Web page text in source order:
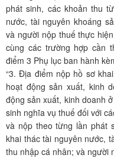
phát sinh, các khoản thu
nước, tài nguyên khoáng
và người nộp thuế thực
cùng các trường hợp cần
điểm 3 Phụ lục ban hành
“3. Địa điểm nộp hồ sơ
hoạt động sản xuất, kinh
động sản xuất, kinh doanh
sinh nghĩa vụ thuế đối với
và nộp theo từng lần phát
khai thác tài nguyên nước,
thu nhập cá nhân; và người